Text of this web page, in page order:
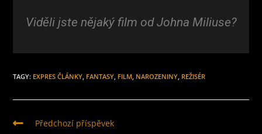
Viděli jste nějaký film od Johna Miliuse?
TAGY: EXPRES ČLÁNKY FANTASY FILM NAROZENINY REŽISÉR
Předchozí příspěvek